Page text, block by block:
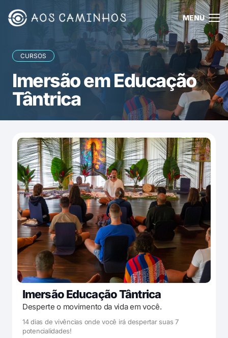
MENU
CURSOS
Imersão em Educação
Tântrica
Imersão Educação Tântrica
Desperte o movimento da vida em você.
14 dias de vivências onde você irá despertar suas 7
potencialidades!